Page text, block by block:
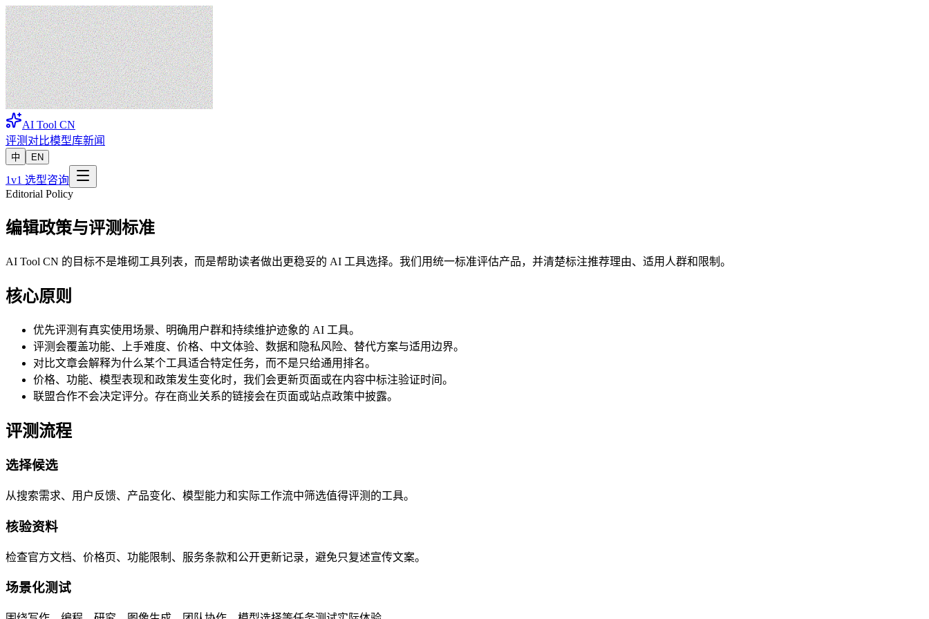
AI Tool CN
评测 对比模型库新闻
中 EN
1v1 选型咨询
Editorial Policy
编辑政策与评测标准
AI Tool CN 的目标不是堆砌工具列表，而是帮助读者做出更稳妥的 AI 工具选择。我们用统一标准评估产品，并清楚标注推荐理由、适用人群和限制。
核心原则
优先评测有真实使用场景、明确用户群和持续维护迹象的 AI 工具。
评测会覆盖功能、上手难度、价格、中文体验、数据和隐私风险、替代方案与适用边界。
对比文章会解释为什么某个工具适合特定任务，而不是只给通用排名。
价格、功能、模型表现和政策发生变化时，我们会更新页面或在内容中标注验证时间。
联盟合作不会决定评分。存在商业关系的链接会在页面或站点政策中披露。
评测流程
选择候选
从搜索需求、用户反馈、产品变化、模型能力和实际工作流中筛选值得评测的工具。
核验资料
检查官方文档、价格页、功能限制、服务条款和公开更新记录，避免只复述宣传文案。
场景化测试